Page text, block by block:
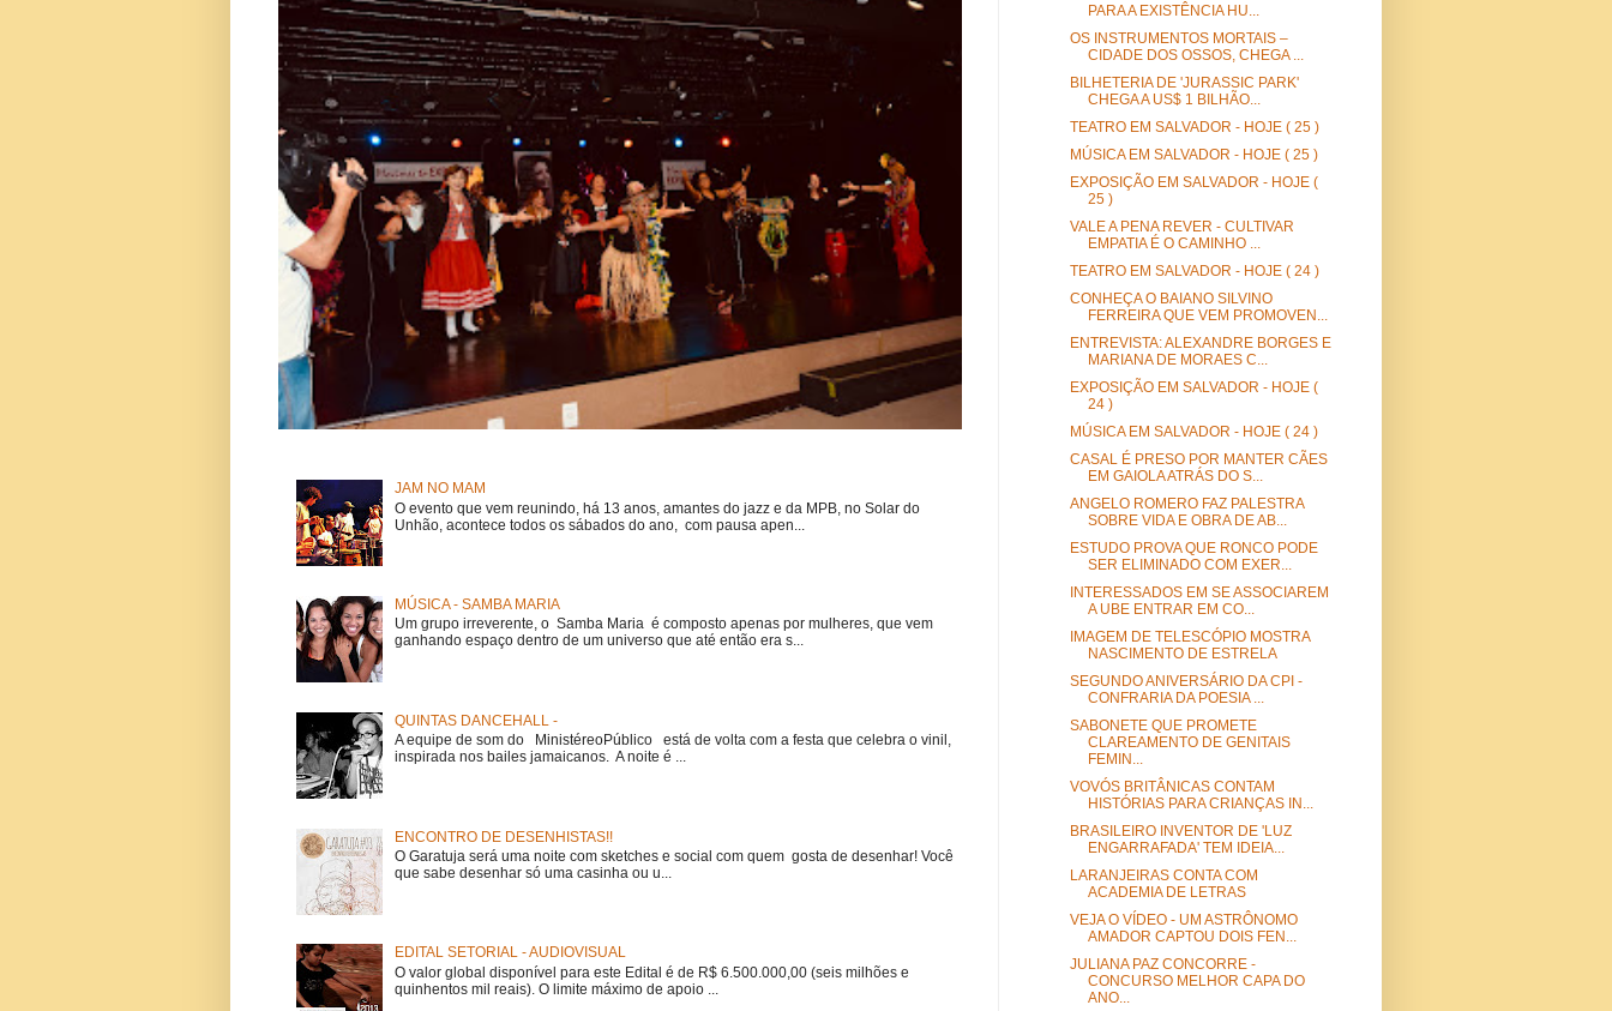
JAM NO MAM
O evento que vem reunindo, há 13 anos, amantes do jazz e da MPB, no Solar do
Unhão, acontece todos os sábados do ano, com pausa apen...
MÚSICA - SAMBA MARIA
Um grupo irreverente, o Samba Maria é composto apenas por mulheres, que vem
ganhando espaço dentro de um universo que até então era s...
QUINTAS DANCEHALL -
A equipe de som do MinistéreoPúblico está de volta com a festa que celebra o vinil,
inspirada nos bailes jamaicanos. A noite é ...
ENCONTRO DE DESENHISTAS!!
O Garatuja será uma noite com sketches e social com quem gosta de desenhar! Você
que sabe desenhar só uma casinha ou u...
EDITAL SETORIAL - AUDIOVISUAL
O valor global disponível para este Edital é de R$ 6.500.000,00 (seis milhões e
quinhentos mil reais). O limite máximo de apoio ...
PARA A EXISTÊNCIA HU...
OS INSTRUMENTOS MORTAIS –
CIDADE DOS OSSOS, CHEGA ...
BILHETERIA DE 'JURASSIC PARK'
CHEGA A US$ 1 BILHÃO...
TEATRO EM SALVADOR - HOJE ( 25 )
MÚSICA EM SALVADOR - HOJE ( 25 )
EXPOSIÇÃO EM SALVADOR - HOJE (
25 )
VALE A PENA REVER - CULTIVAR
EMPATIA É O CAMINHO ...
TEATRO EM SALVADOR - HOJE ( 24 )
CONHEÇA O BAIANO SILVINO
FERREIRA QUE VEM PROMOVEN...
ENTREVISTA: ALEXANDRE BORGES E
MARIANA DE MORAES C...
EXPOSIÇÃO EM SALVADOR - HOJE (
24 )
MÚSICA EM SALVADOR - HOJE ( 24 )
CASAL É PRESO POR MANTER CÃES
EM GAIOLA ATRÁS DO S...
ANGELO ROMERO FAZ PALESTRA
SOBRE VIDA E OBRA DE AB...
ESTUDO PROVA QUE RONCO PODE
SER ELIMINADO COM EXER...
INTERESSADOS EM SE ASSOCIAREM
A UBE ENTRAR EM CO...
IMAGEM DE TELESCÓPIO MOSTRA
NASCIMENTO DE ESTRELA
SEGUNDO ANIVERSÁRIO DA CPI -
CONFRARIA DA POESIA ...
SABONETE QUE PROMETE
CLAREAMENTO DE GENITAIS
FEMIN...
VOVÓS BRITÂNICAS CONTAM
HISTÓRIAS PARA CRIANÇAS IN...
BRASILEIRO INVENTOR DE 'LUZ
ENGARRAFADA' TEM IDEIA...
LARANJEIRAS CONTA COM
ACADEMIA DE LETRAS
VEJA O VÍDEO - UM ASTRÔNOMO
AMADOR CAPTOU DOIS FEN...
JULIANA PAZ CONCORRE -
CONCURSO MELHOR CAPA DO
ANO...